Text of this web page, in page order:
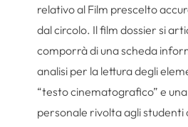
relativo al Film prescelto
dal circolo. Il film dossier si
comporrà di una scheda
analisi per la lettura degli
“testo cinematografico” e
personale rivolta agli studenti